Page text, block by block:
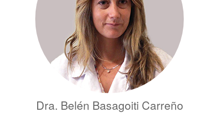
Dra. Belén Basagoiti Carreño